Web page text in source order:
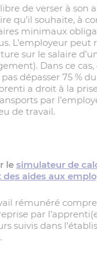
de verser à son
qu’il souhaite, à
minimaux
L’employeur peut
sur le salaire
Dans ce
dépasser 75 %
a droit à la
par
de travail.
le simulateur de
aides aux
rémunéré
par
suivis dans